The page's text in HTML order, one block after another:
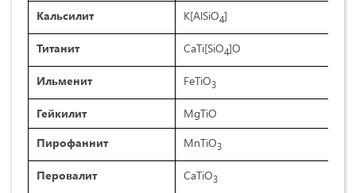
Кальсилит
K[AlSiO4]
Титанит CaTi[SiO4]O
Ильменит FeTiO3
Гейкилит
MgTiO
Пирофаннит
MnTiO3
Перовалит CaTiO3